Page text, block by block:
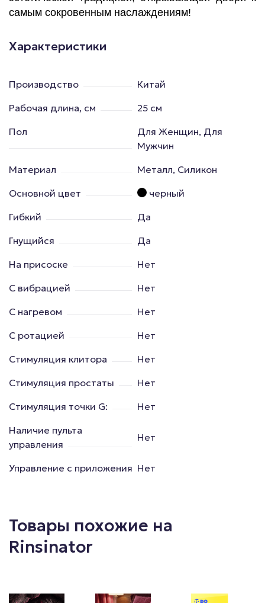
самым сокровенным наслаждениям!
Характеристики
Производство
Китай
Рабочая длина, см
25 см
Пол
Для Женщин, Для
Мужчин
Материал
Металл, Силикон
Основной цвет
черный
Гибкий
Да
Гнущийся
Да
На присоске
Нет
С вибрацией
Нет
С нагревом
Нет
С ротацией
Нет
Стимуляция клитора
Нет
Стимуляция простаты
Нет
Стимуляция точки G:
Нет
Наличие пульта
управления
Нет
Управление с приложения Нет
Товары похожие на
Rinsinator